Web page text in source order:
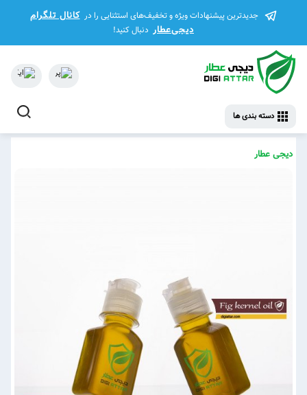
جدیدترین پیشنهادات ویژه و تخفیف‌های استثنایی را در کانال تلگرام
دیجی‌عطار دنبال کنید!
دسته بندی ها
دیجی عطار